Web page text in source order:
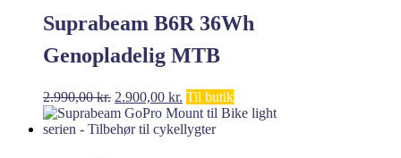
Suprabeam B6R 36Wh
Genopladelig MTB
Forlygte – Cykellygte
2.990,00kr. Den
oprindelige
pris
2.900,00 kr. Den
aktuelle
pris
Til butik